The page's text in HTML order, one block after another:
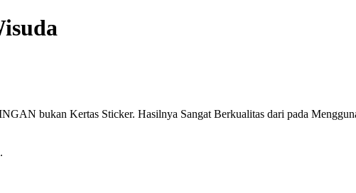
bukan Kertas Sticker. Hasilnya Sangat Berkualitas dari pada